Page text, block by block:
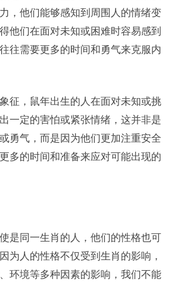
，他们能够感知到周围人的情绪变
他们在面对未知或困难时容易感到
往需要更多的时间和勇气来克服内
征，鼠年出生的人在面对未知或挑
一定的害怕或紧张情绪，这并非是
勇气，而是因为他们更加注重安全
多的时间和准备来应对可能出现的
是同一生肖的人，他们的性格也可
为人的性格不仅受到生肖的影响，
环境等多种因素的影响，我们不能